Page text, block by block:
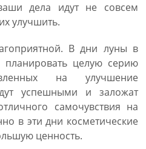
дела идут не совсем
улучшить.
В дни луны в
целую серию
на улучшение
успешными и заложат
самочувствия на
в эти дни косметические
ценность.